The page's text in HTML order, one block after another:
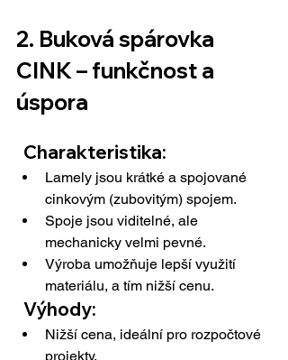
2. Buková spárovka
CINK – funkčnost a
úspora
  Charakteristika:
Lamely jsou krátké a spojované
cinkovým (zubovitým) spojem.
Spoje jsou viditelné, ale
mechanicky velmi pevné.
Výroba umožňuje lepší využití
materiálu, a tím nižší cenu.
  Výhody:
Nižší cena, ideální pro rozpočtové
projekty.